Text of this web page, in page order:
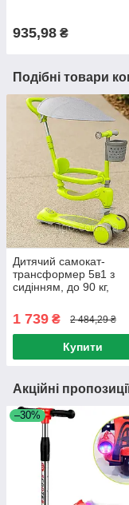
935,98 ₴
Подібні товари
Дитячий самокат-
трансформер 5в1 з
сидінням, до 90 кг,
дітей / Самокат
Самокат з ручкою
1 739 ₴ 2 484,29 ₴
Купити
Акційні
–30%